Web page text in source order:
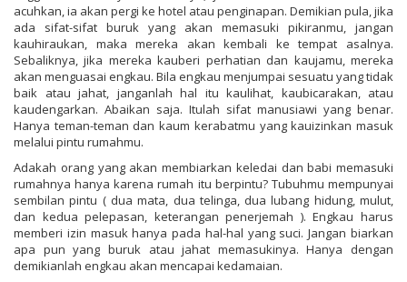
acuhkan, ia akan pergi ke hotel atau penginapan. Demikian pula, jika
ada sifat-sifat buruk yang akan memasuki pikiranmu, jangan
kauhiraukan, maka mereka akan kembali ke tempat asalnya.
Sebaliknya, jika mereka kauberi perhatian dan kaujamu, mereka
akan menguasai engkau. Bila engkau menjumpai sesuatu yang tidak
baik atau jahat, janganlah hal itu kaulihat, kaubicarakan, atau
kaudengarkan. Abaikan saja. Itulah sifat manusiawi yang benar.
Hanya teman-teman dan kaum kerabatmu yang kauizinkan masuk
melalui pintu rumahmu.
Adakah orang yang akan membiarkan keledai dan babi memasuki
rumahnya hanya karena rumah itu berpintu? Tubuhmu mempunyai
sembilan pintu ( dua mata, dua telinga, dua lubang hidung, mulut,
dan kedua pelepasan, keterangan penerjemah ). Engkau harus
memberi izin masuk hanya pada hal-hal yang suci. Jangan biarkan
apa pun yang buruk atau jahat memasukinya. Hanya dengan
demikianlah engkau akan mencapai kedamaian.